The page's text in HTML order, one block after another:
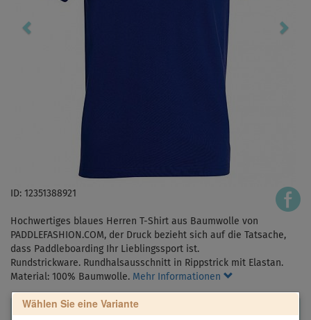
ID: 12351388921
Hochwertiges blaues Herren T-Shirt aus Baumwolle von
PADDLEFASHION.COM, der Druck bezieht sich auf die Tatsache,
dass Paddleboarding Ihr Lieblingssport ist.
Rundstrickware. Rundhalsausschnitt in Rippstrick mit Elastan.
Material: 100% Baumwolle. Mehr Informationen
Wählen Sie eine Variante